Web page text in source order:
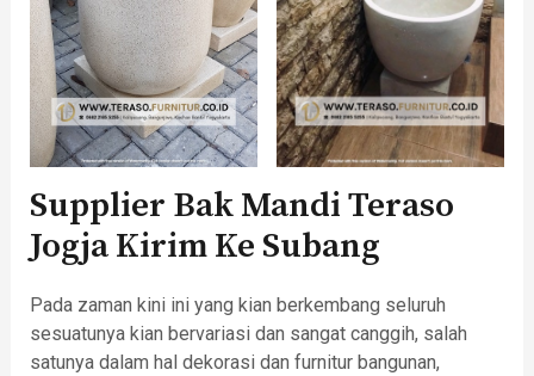
Supplier Bak Mandi Teraso
Jogja Kirim Ke Subang
Pada zaman kini ini yang kian berkembang seluruh
sesuatunya kian bervariasi dan sangat canggih, salah
satunya dalam hal dekorasi dan furnitur bangunan,